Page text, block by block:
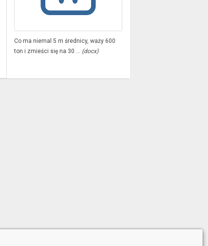
Co ma niemal 5 m średnicy, waży 600
ton i zmieści się na 30 ...
(docx)